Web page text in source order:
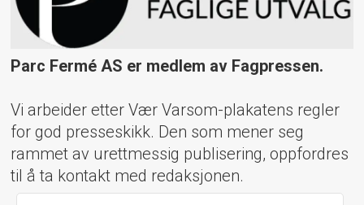
Parc Fermé AS er medlem av Fagpressen.
Vi arbeider etter Vær Varsom-plakatens regler
for god presseskikk. Den som mener seg
rammet av urettmessig publisering, oppfordres
til å ta kontakt med redaksjonen.